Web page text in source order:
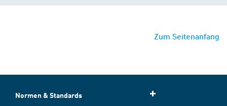
Zum Seitenanfang
Normen & Standards